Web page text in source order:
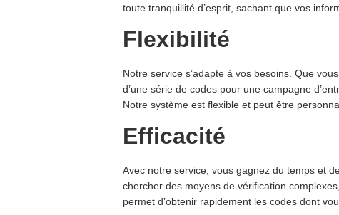
toute tranquillité d’esprit, sachant que vos
Flexibilité
Notre service s’adapte à vos besoins. Que
d’une série de codes pour une campagne
Notre système est flexible et peut être
Efficacité
Avec notre service, vous gagnez du temps et
chercher des moyens de vérification
permet d’obtenir rapidement les codes dont